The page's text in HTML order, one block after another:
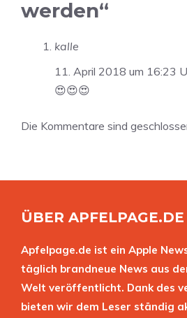
werden“
kalle
11. April 2018 um 16:23
😍😍😍
Die Kommentare sind
ÜBER APFELPAGE.DE
Apfelpage.de ist ein Apple
täglich brandneue News aus
Welt veröffentlicht. Dank des
bieten wir dem Leser ständig